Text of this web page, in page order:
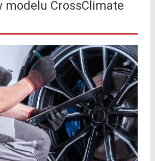
modelu CrossClimate